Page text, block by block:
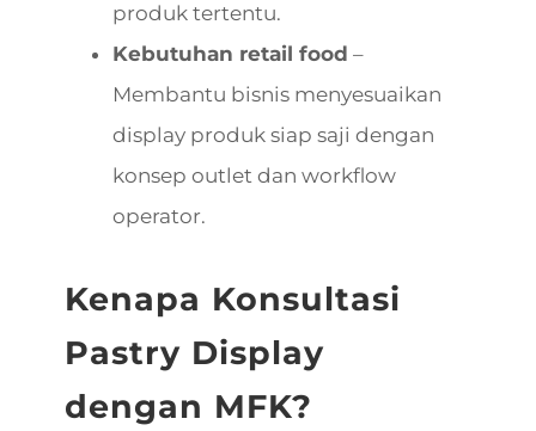
produk tertentu.
Kebutuhan retail food –
Membantu bisnis menyesuaikan
display produk siap saji dengan
konsep outlet dan workflow
operator.
Kenapa Konsultasi
Pastry Display
dengan MFK?